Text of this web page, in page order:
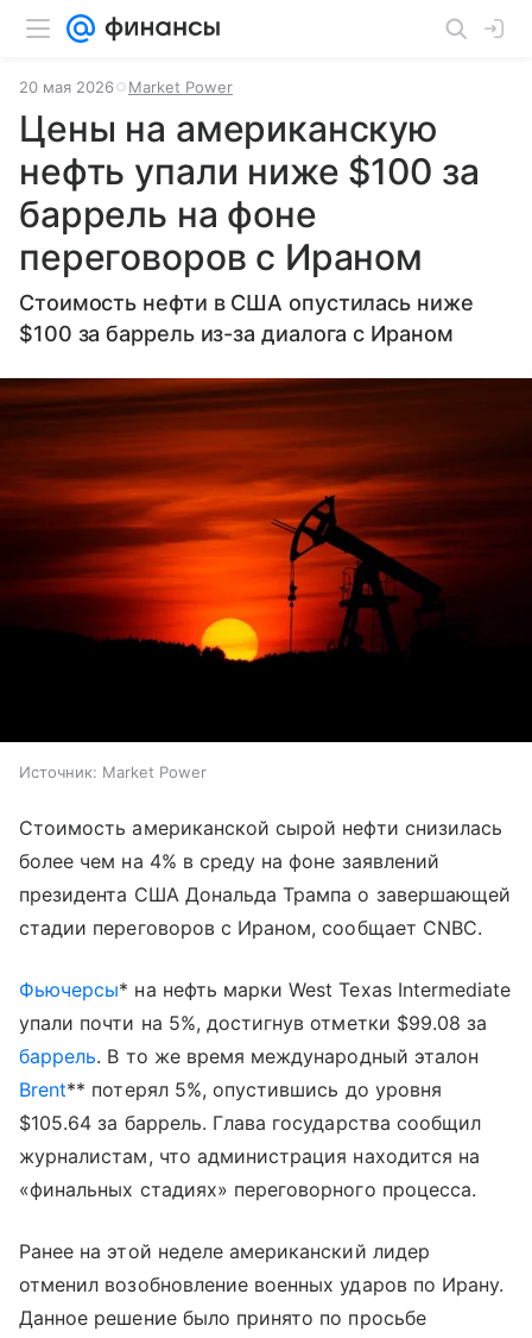
20 мая 2026 Market Power
Цены на американскую
нефть упали ниже $100 за
баррель на фоне
переговоров с Ираном
Стоимость нефти в США опустилась ниже
$100 за баррель из-за диалога с Ираном
Источник: Market Power
Стоимость американской сырой нефти снизилась
более чем на 4% в среду на фоне заявлений
президента США Дональда Трампа о завершающей
стадии переговоров с Ираном, сообщает CNBC.
Фьючерсы* на нефть марки West Texas Intermediate
упали почти на 5%, достигнув отметки $99.08 за
баррель. В то же время международный эталон
Brent** потерял 5%, опустившись до уровня
$105.64 за баррель. Глава государства сообщил
журналистам, что администрация находится на
«финальных стадиях» переговорного процесса.
Ранее на этой неделе американский лидер
отменил возобновление военных ударов по Ирану.
Данное решение было принято по просьбе